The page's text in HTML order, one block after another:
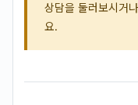
상담을 둘러보시거
요.